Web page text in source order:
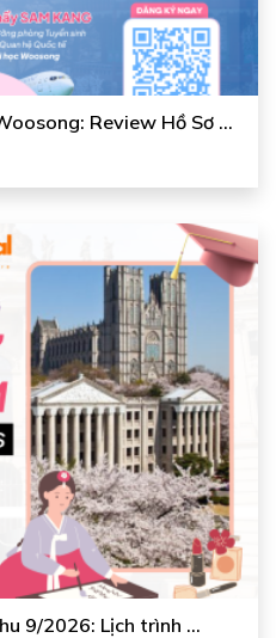
Review Hồ Sơ ...
9/2026: Lịch trình ...